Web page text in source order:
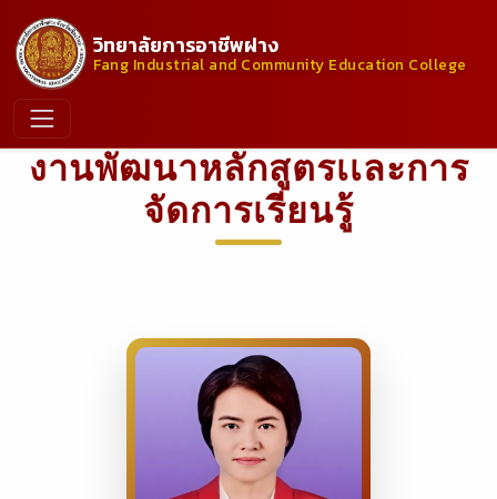
วิทยาลัยการอาชีพฝาง
Fang Industrial and Community Education College
งานพัฒนาหลักสูตรเเละการ
จัดการเรียนรู้